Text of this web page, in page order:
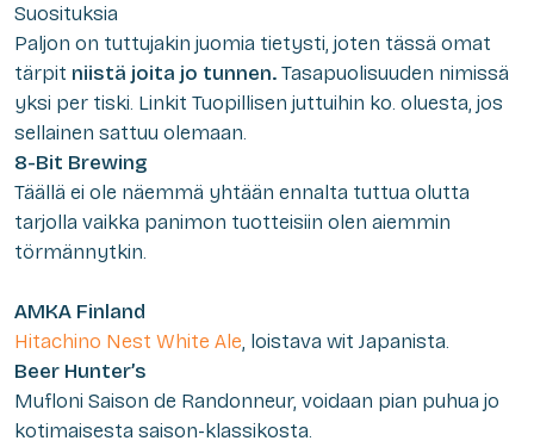
Suosituksia
Paljon on tuttujakin juomia tietysti, joten tässä omat
tärpit niistä joita jo tunnen.Tasapuolisuuden nimissä
yksi per tiski. Linkit Tuopillisen juttuihin ko. oluesta, jos
sellainen sattuu olemaan.
8-Bit Brewing
Täällä ei ole näemmä yhtään ennalta tuttua olutta
tarjolla vaikka panimon tuotteisiin olen aiemmin
törmännytkin.
AMKA Finland
Hitachino Nest White Ale, loistava wit Japanista.
Beer Hunter’s
Mufloni Saison de Randonneur, voidaan pian puhua jo
kotimaisesta saison-klassikosta.